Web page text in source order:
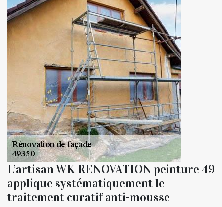
L’artisan WK RENOVATION peinture 49
applique systématiquement le
traitement curatif anti-mousse